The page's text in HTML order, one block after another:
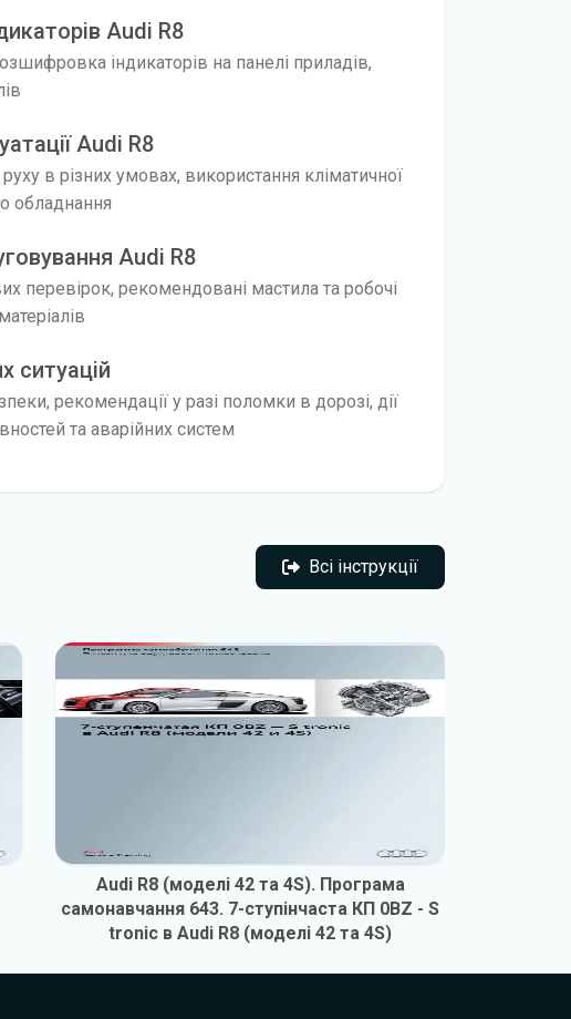
Audi R8
індикаторів на панелі приладів,
Audi R8
в різних умовах, використання кліматичної
обладнання
Audi R8
перевірок, рекомендовані мастила та робочі
ситуацій
рекомендації у разі поломки в дорозі, дії
та аварійних систем
Всі інструкції
Всі інструкції
Audi R8 (моделі 42 та 4S). Програма
самонавчання 643. 7-ступінчаста КП 0BZ - S
tronic в Audi R8 (моделі 42 та 4S)